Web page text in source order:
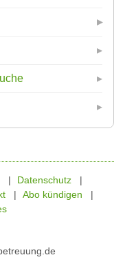
Datenschutz
Abo kündigen